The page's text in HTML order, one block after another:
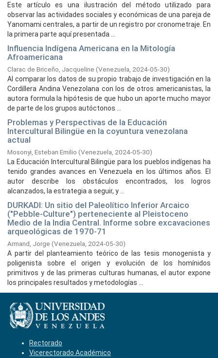
Este artículo es una ilustración del método utilizado para
observar las actividades sociales y económicas de una pareja de
Yanomami centrales, a partir de un registro por cronometraje. En
la primera parte aquí presentada ...
Influencia Indígena Americana en la Mitología
Afroamericana
Clarac de Briceño, Jacqueline (Venezuela, 2024-05-30)
Al comparar los datos de su propio trabajo de investigación en la
Cordillera Andina Venezolana con los de otros americanistas, la
autora formula la hipótesis de que hubo un aporte mucho mayor
de parte de los grupos autóctonos ...
Problemas y Perspectivas de la Educación
Intercultural Bilingüe en la coyuntura venezolana
actual
Mosonyi, Esteban Emilio (Venezuela, 2024-05-30)
La Educación Intercultural Bilingüe para los pueblos indígenas ha
tenido grandes avances en Venezuela en los últimos años. El
autor describe los obstáculos encontrados, los logros
alcanzados, la estrategia a seguir, y ...
DURKADI: Un sitio del Paleolítico Inferior Arcaico
("Pebble-Culture") perteneciente al Pleistoceno
Medio de la India Central. Informe sobre excavaciones
arqueológicas de 1970-71
Armand, Jorge (Venezuela, 2024-05-30)
A partir del planteamiento teórico de las tesis monogenista y
poligenista sobre el origen y evolución de los homínidos
primitivos y de las primeras culturas humanas, el autor expone
los principales resultados y metodologías ...
Rectorado
Vicerectorado Académico